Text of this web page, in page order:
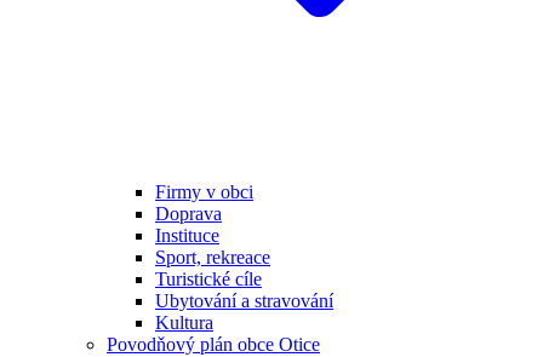
Firmy v obci
Doprava
Instituce
Sport, rekreace
Turistické cíle
Ubytování a stravování
Kultura
Povodňový plán obce Otice